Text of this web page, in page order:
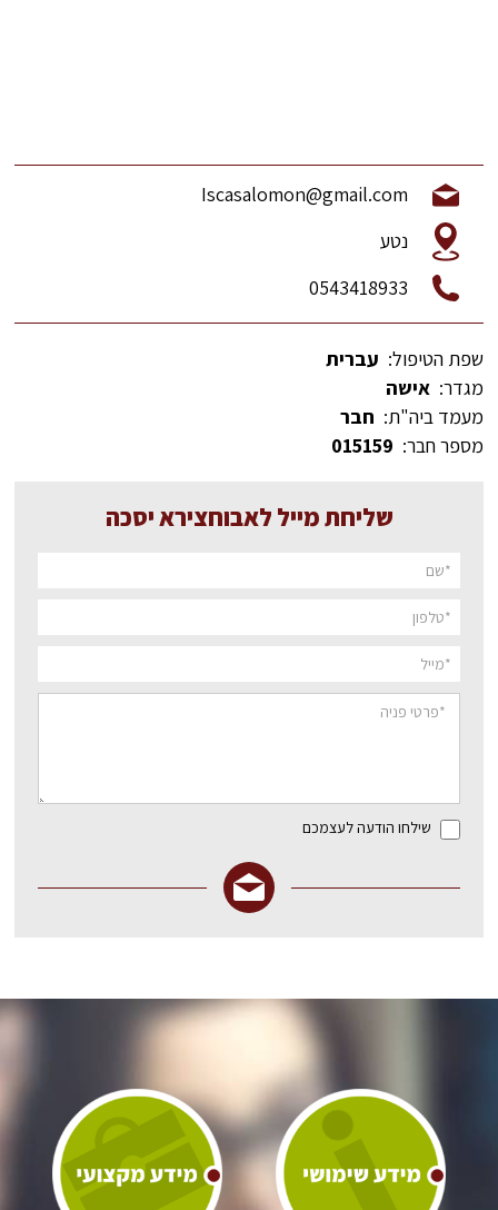
Iscasalomon@gmail.com
נטע
0543418933
שפת הטיפול: עברית
מגדר: אישה
מעמד ביה"ת: חבר
מספר חבר: 015159
שליחת מייל לאבוחצירא יסכה
שילחו הודעה לעצמכם